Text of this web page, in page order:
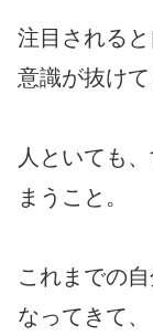
注目される
意識が抜けて
人といても
まうこと。
これまでの
なってきて、